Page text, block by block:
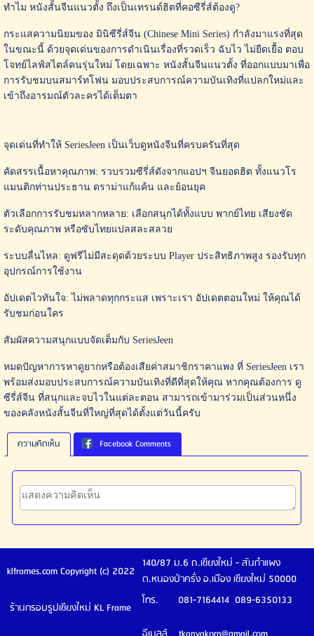
ทำไม หนังสั้นจีนแนวตั้ง ถึงเป็นเทรนด์ฮิตที่คอซีรี่ส์ต้องดู?
กระแสความนิยมของ มินิซีรี่ส์จีน (Chinese Mini Series) กำลังมาแรงที่สุด
ในขณะนี้ ด้วยจุดเด่นของการดำเนินเรื่องที่รวดเร็ว ฉับไว ไม่ยืดเยื้อ ตอบ
โจทย์ไลฟ์สไตล์คนรุ่นใหม่ โดยเฉพาะ หนังสั้นจีนแนวตั้ง ที่ออกแบบมาเพื่อ
การรับชมบนสมาร์ทโฟน มอบประสบการณ์ความบันเทิงที่แปลกใหม่และ
เข้าถึงอารมณ์ตัวละครได้เต็มตา
จุดเด่นที่ทำให้ SeriesJeen เป็นเว็บดูหนังจีนที่ครบครันที่สุด
คัดสรรเนื้อหาคุณภาพ: รวบรวมซีรี่ส์ดังจากแอปฯ จีนยอดฮิต ทั้งแนวโร
แมนติกท่านประธาน ดราม่าแก้แค้น และย้อนยุค
ตัวเลือกการรับชมหลากหลาย: เลือกสนุกได้ทั้งแบบ พากย์ไทย เสียงชัด
ระดับคุณภาพ หรือซับไทยแปลสละสลวย
ระบบลื่นไหล: ดูฟรีไม่มีสะดุดด้วยระบบ Player ประสิทธิภาพสูง รองรับทุก
อุปกรณ์การใช้งาน
อัปเดตไวทันใจ: ไม่พลาดทุกกระแส เพราะเรา อัปเดตตอนใหม่ ให้คุณได้
รับชมก่อนใคร
สัมผัสความสนุกแบบจัดเต็มกับ SeriesJeen
หมดปัญหาการหาดูยากหรือต้องเสียค่าสมาชิกราคาแพง ที่ SeriesJeen เรา
พร้อมส่งมอบประสบการณ์ความบันเทิงที่ดีที่สุดให้คุณ หากคุณต้องการ ดู
ซีรี่ส์จีน ที่สนุกและจบไวในแต่ละตอน สามารถเข้ามาร่วมเป็นส่วนหนึ่ง
ของคลังหนังสั้นจีนที่ใหญ่ที่สุดได้ตั้งแต่วันนี้ครับ
ความคิดเห็น Facebook Comments
klframes.com Copyright (c) 2022
140/87 ม.6 ถ.เชียงใหม่ - สันกำแพง
ต.หนองป่าครั่ง อ.เมือง เชียงใหม่ 50000
ร้านกรอบรูปเชียงใหม่ KL Frame
โทร. 081-7164414 089-6350133